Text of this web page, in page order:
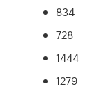
834
728
1444
1279